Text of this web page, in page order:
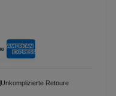
Unkomplizierte Retoure